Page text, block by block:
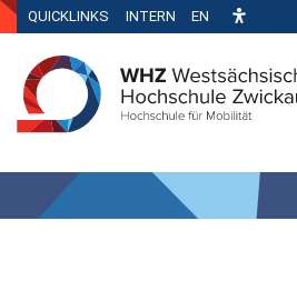
QUICKLINKS INTERN EN